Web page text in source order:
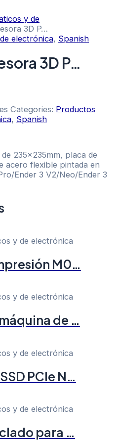
y de
3D P…
electrónica, Spanish
3D P…
Categories: Productos
, Spanish
235x235mm, placa de
acero flexible pintada en
Ender 3 V2/Neo/Ender 3
y de electrónica
M0…
y de electrónica
de …
y de electrónica
PCIe N…
y de electrónica
para …